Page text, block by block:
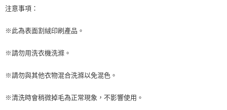
注意事項：
※此為表面割絨印刷產品。
※請勿用洗衣機洗滌。
※請勿與其他衣物混合洗滌以免混色。
※清洗時會稍微掉毛為正常現象，不影響使用。